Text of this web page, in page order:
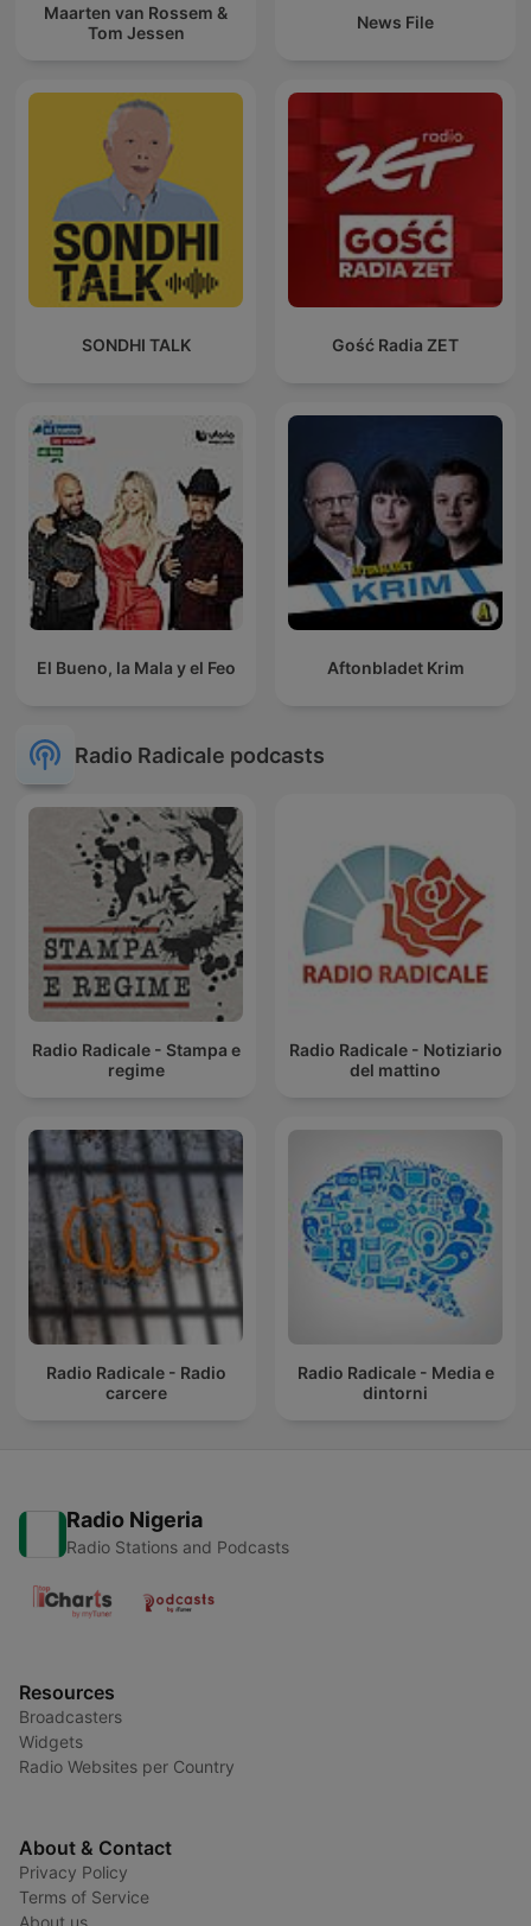
Maarten van Rossem &
Tom Jessen
News File
SONDHI TALK Gość Radia ZET
El Bueno, la Mala y el Feo Aftonbladet Krim
Radio Radicale podcasts
Radio Radicale - Stampa e
regime
Radio Radicale - Notiziario
del mattino
Radio Radicale - Radio
carcere
Radio Radicale - Media e
dintorni
Radio Nigeria
Radio Stations and Podcasts
Resources
Broadcasters
Widgets
Radio Websites per Country
About & Contact
Privacy Policy
Terms of Service